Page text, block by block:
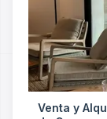
Venta y